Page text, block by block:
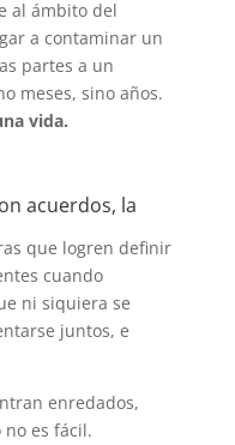
al ámbito del
a contaminar un
partes a un
meses, sino años.
vida.
acuerdos, la
que logren definir
cuando
ni siquiera se
juntos, e
enredados,
es fácil.